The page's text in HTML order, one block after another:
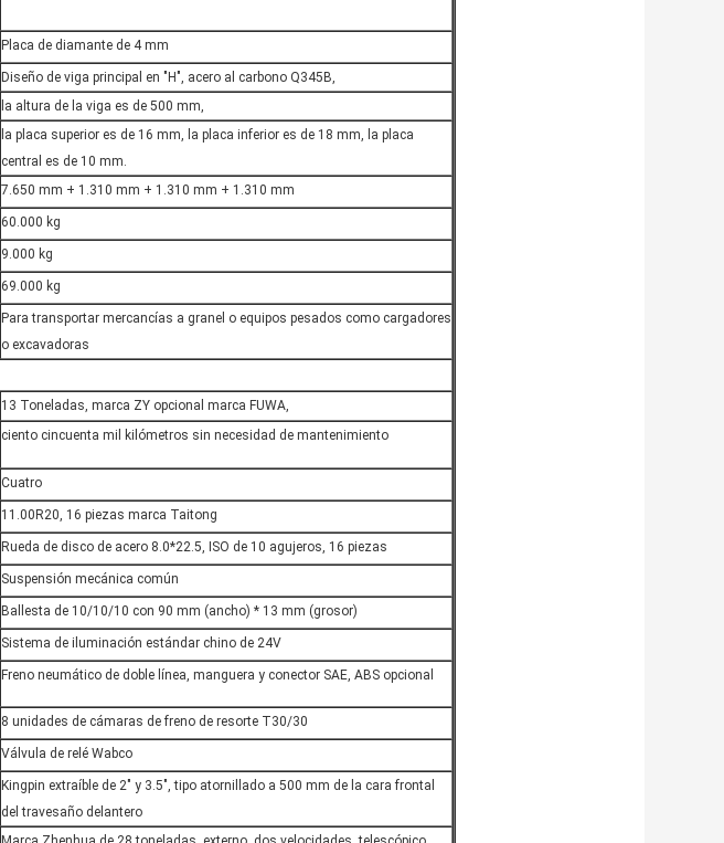
Placa de diamante de 4 mm
Diseño de viga principal en "H", acero al carbono Q345B,
la altura de la viga es de 500 mm,
la placa superior es de 16 mm, la placa inferior es de 18 mm, la placa
central es de 10 mm.
7.650 mm + 1.310 mm + 1.310 mm + 1.310 mm
60.000 kg
9.000 kg
69.000 kg
Para transportar mercancías a granel o equipos pesados como cargadores
o excavadoras
13 Toneladas, marca ZY opcional marca FUWA,
ciento cincuenta mil kilómetros sin necesidad de mantenimiento
Cuatro
11.00R20, 16 piezas marca Taitong
Rueda de disco de acero 8.0*22.5, ISO de 10 agujeros, 16 piezas
Suspensión mecánica común
Ballesta de 10/10/10 con 90 mm (ancho) * 13 mm (grosor)
Sistema de iluminación estándar chino de 24V
Freno neumático de doble línea, manguera y conector SAE, ABS opcional
8 unidades de cámaras de freno de resorte T30/30
Válvula de relé Wabco
Kingpin extraíble de 2" y 3.5", tipo atornillado a 500 mm de la cara frontal
del travesaño delantero